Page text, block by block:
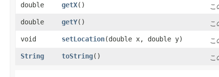
double getX​() こ
double getY​() こ
void setLocation​(double x, double y) こ
String toString​() こ